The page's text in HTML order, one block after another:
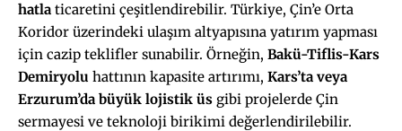
hatla ticaretini çeşitlendirebilir. Türkiye, Çin’e Orta
Koridor üzerindeki ulaşım altyapısına yatırım yapması
için cazip teklifler sunabilir. Örneğin, Bakü-Tiflis-Kars
Demiryolu hattının kapasite artırımı, Kars’ta veya
Erzurum’da büyük lojistik üs gibi projelerde Çin
sermayesi ve teknoloji birikimi değerlendirilebilir.